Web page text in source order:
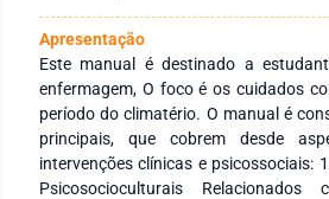
Apresentação
Este manual é destinado a
enfermagem, O foco é os cuidados
período do climatério. O manual é
principais, que cobrem desde
intervenções clínicas e psicossociais:
Psicosocioculturais